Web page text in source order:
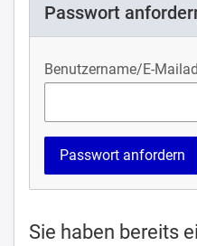
Passwort
Benutzername/E-
Sie haben bereits